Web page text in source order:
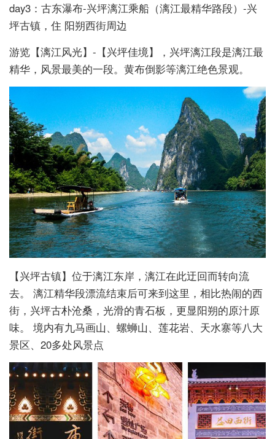
day3：古东瀑布-兴坪漓江乘船（漓江最精华路段）-兴
坪古镇，住 阳朔西街周边
游览【漓江风光】-【兴坪佳境】，兴坪漓江段是漓江最
精华，风景最美的一段。黄布倒影等漓江绝色景观。
【兴坪古镇】位于漓江东岸，漓江在此迂回而转向流
去。 漓江精华段漂流结束后可来到这里，相比热闹的西
街，兴坪古朴沧桑，光滑的青石板，更显阳朔的原汁原
味。 境内有九马画山、螺蛳山、莲花岩、天水寨等八大
景区、20多处风景点